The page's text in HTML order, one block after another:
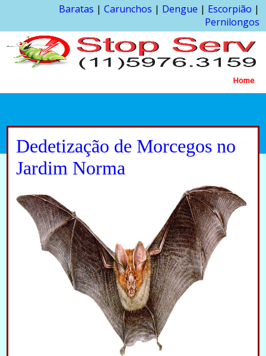
Baratas | Carunchos | Dengue | Escorpião |
Pernilongos
Home
Dedetização de Morcegos no
Jardim Norma